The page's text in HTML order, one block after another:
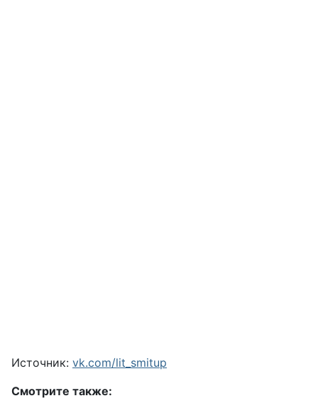
Источник: vk.com/lit_smitup
Смотрите также: